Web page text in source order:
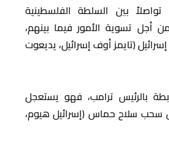
بين السلطة الفلسطينية
من أجل تسوية الأمور فيما بينهم،
(تايمز أوف إسرائيل، يديعوت
بالرئيس ترامب، فهو يستعجل
سحب سلاح حماس (إسرائيل هيوم،